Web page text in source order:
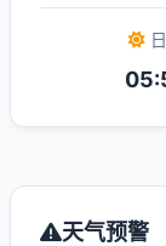
天气预警